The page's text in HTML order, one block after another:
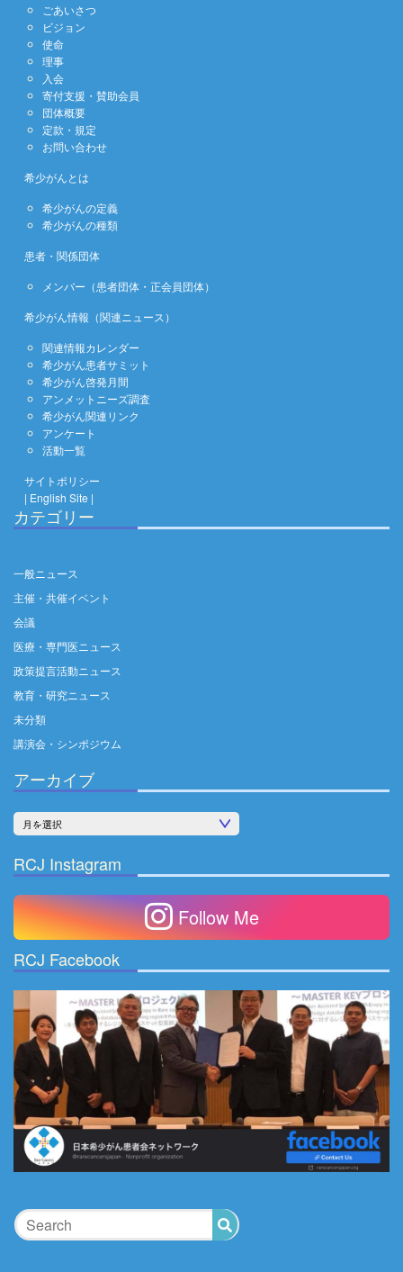
ごあいさつ
ビジョン
使命
理事
入会
寄付支援・賛助会員
団体概要
定款・規定
お問い合わせ
希少がんとは
希少がんの定義
希少がんの種類
患者・関係団体
メンバー（患者団体・正会員団体）
希少がん情報（関連ニュース）
関連情報カレンダー
希少がん患者サミット
希少がん啓発月間
アンメットニーズ調査
希少がん関連リンク
アンケート
活動一覧
サイトポリシー
| English Site |
カテゴリー
一般ニュース
主催・共催イベント
会議
医療・専門医ニュース
政策提言活動ニュース
教育・研究ニュース
未分類
講演会・シンポジウム
アーカイブ
カ
イ
ブ
RCJ Instagram
Follow Me
RCJ Facebook